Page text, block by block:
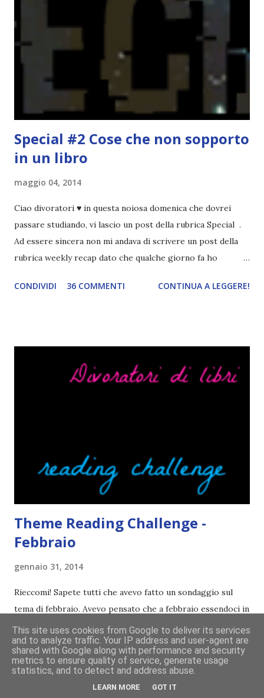
troppi libri impegnativi e davvero pochi libri "leggeri", il
che non è sempre un bene. Credo che sia stata la principale
causa per il mio calo di letture. Comunque, ogni mese -
nessun giorno fisso, però - pubblicherò questo post.
Spero che la rubrica sia di vostro gradimento. GENNAIO
TBR+OBIETTIVI Questa è la mia tbr del mese...
Special #2 Cose che non sopporto
in un libro
maggio 04, 2014
Ciao divoratori ♥ in questa noiosa domenica che dovrei
passare studiando, vi lascio un post della rubrica Special .
Ad essere sincera non mi andava di scrivere un post della
rubrica weekly recap dato che qualche giorno fa ho
troppo creare un nuovo banner xD Nella puntata di oggi vi
RAGAZZI nei libri hanno i capelli arruffati. Vabbè, c'è crisi, il
dei libri sono dei grandi lettori, fatto sta che io non ho mai
trovato una scena in ...
CONDIVIDI 36 COMMENTI CONTINUA A LEGGERE!
Theme Reading Challenge -
Febbraio
gennaio 31, 2014
Rieccomi! Sapete tutti che avevo fatto un sondaggio sul
tema di febbraio. Avevo pensato che a febbraio essendoci in
mezzo San Valentino, un buon tema sarebbe stato quello
dell'amore. Ma avevo storto il naso io in primis. Poi come
tema era troppo vago. Così avevo deciso di rendere le cose
più difficili e fare decidere a voi lettori tra storie d'amore
da diabete, storie d'amore/odio, storie strappalacrime. Ma,
CONDIVIDI 35 COMMENTI CONTINUA A LEGGERE!
This site uses cookies from Google to deliver its services
and to analyze traffic. Your IP address and user-agent are
shared with Google along with performance and security
metrics to ensure quality of service, generate usage
statistics, and to detect and address abuse.
LEARN MORE GOT IT